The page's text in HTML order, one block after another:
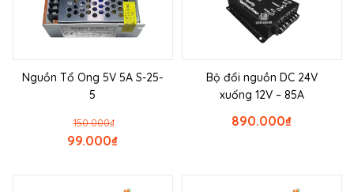
Nguồn Tổ Ong 5V 5A S-25-
5
₫
150.000
₫
99.000
Bộ đổi nguồn DC 24V
xuống 12V – 85A
₫
890.000